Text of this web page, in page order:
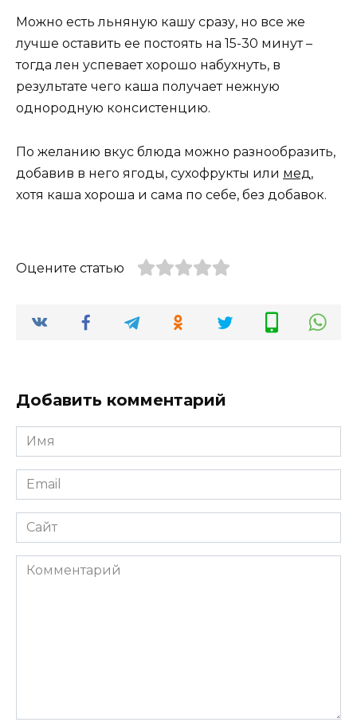
Можно есть льняную кашу сразу, но все же
лучше оставить ее постоять на 15-30 минут –
тогда лен успевает хорошо набухнуть, в
результате чего каша получает нежную
однородную консистенцию.
По желанию вкус блюда можно разнообразить,
добавив в него ягоды, сухофрукты или мед ,
хотя каша хороша и сама по себе, без добавок.
Оцените статью
Добавить комментарий
Имя
*
Email
*
Сайт
Комментарий